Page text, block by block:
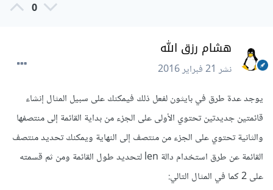
0
هشام رزق الله
نشر21 فبراير 2016
يوجد عدة طرق في بايثون لفعل ذلك فيمكنك على سبيل المثال إنشاء
قائمتين جديدتين تحتوي الأولى على الجزء من بداية القائمة إلى منتصفها
والثانية تحتوي على الجزء من منتصف إلى النهاية ويمكنك تحديد منتصف
القائمة عن طرق استخدام دالة len لتحديد طول القائمة ومن ثم قسمته
على 2 كما في المثال التالي: